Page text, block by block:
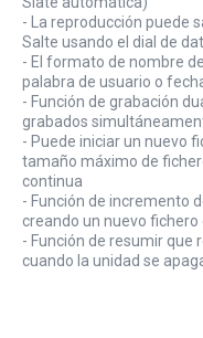
- La reproducción puede
Salte usando el dial de
- El formato de nombre
palabra de usuario o
- Función de grabación
grabados
- Puede iniciar un nuevo
tamaño máximo de
continua
- Función de incremento
creando un nuevo
- Función de resumir que
cuando la unidad se